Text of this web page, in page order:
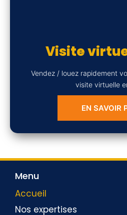
Visite
Vendez / louez rapidement
visite virtuelle
EN SAVOIR
Menu
Accueil
Nos expertises